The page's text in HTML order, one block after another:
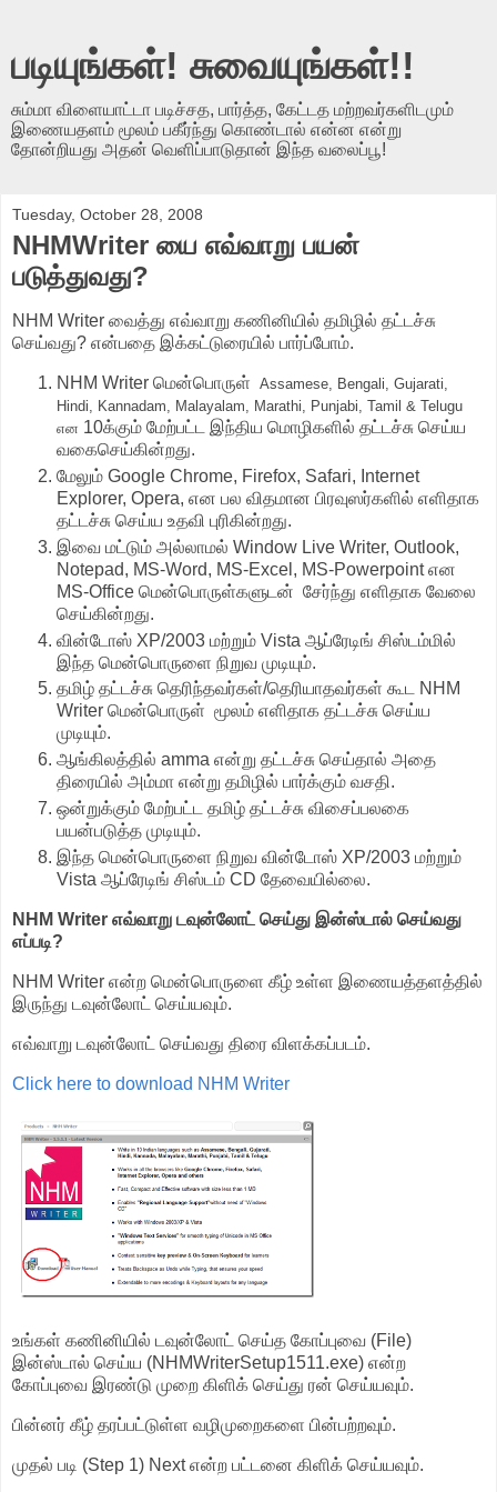
படியுங்கள்! சுவையுங்கள்!!
சும்மா விளையாட்டா படிச்சத, பார்த்த, கேட்டத மற்றவர்களிடமும்
இணையதளம் மூலம் பகீர்ந்து கொண்டால் என்ன என்று
தோன்றியது அதன் வெளிப்பாடுதான் இந்த வலைப்பூ!
Tuesday, October 28, 2008
NHMWriter யை எவ்வாறு பயன்
படுத்துவது?
NHM Writer வைத்து எவ்வாறு கணினியில் தமிழில் தட்டச்சு
செய்வது? என்பதை இக்கட்டுரையில் பார்ப்போம்.
NHM Writer மென்பொருள் Assamese, Bengali, Gujarati,
Hindi, Kannadam, Malayalam, Marathi, Punjabi, Tamil & Telugu
என 10க்கும் மேற்பட்ட இந்திய மொழிகளில் தட்டச்சு செய்ய
வகைசெய்கின்றது.
மேலும் Google Chrome, Firefox, Safari, Internet
Explorer, Opera, என பல விதமான பிரவுஸர்களில் எளிதாக
தட்டச்சு செய்ய உதவி புரிகின்றது.
இவை மட்டும் அல்லாமல் Window Live Writer, Outlook,
Notepad, MS-Word, MS-Excel, MS-Powerpoint என
MS-Office மென்பொருள்களுடன் சேர்ந்து எளிதாக வேலை
செய்கின்றது.
வின்டோஸ் XP/2003 மற்றும் Vista ஆப்ரேடிங் சிஸ்டம்மில்
இந்த மென்பொருளை நிறுவ முடியும்.
தமிழ் தட்டச்சு தெரிந்தவர்கள்/தெரியாதவர்கள் கூட NHM
Writer மென்பொருள் மூலம் எளிதாக தட்டச்சு செய்ய
முடியும்.
ஆங்கிலத்தில் amma என்று தட்டச்சு செய்தால் அதை
திரையில் அம்மா என்று தமிழில் பார்க்கும் வசதி.
ஒன்றுக்கும் மேற்பட்ட தமிழ் தட்டச்சு விசைப்பலகை
பயன்படுத்த முடியும்.
இந்த மென்பொருளை நிறுவ வின்டோஸ் XP/2003 மற்றும்
Vista ஆப்ரேடிங் சிஸ்டம் CD தேவையில்லை.
NHM Writer எவ்வாறு டவுன்லோட் செய்து இன்ஸ்டால் செய்வது
எப்படி?
NHM Writer என்ற மென்பொருளை கீழ் உள்ள இணையத்தளத்தில்
இருந்து டவுன்லோட் செய்யவும்.
எவ்வாறு டவுன்லோட் செய்வது திரை விளக்கப்படம்.
Click here to download NHM Writer
உங்கள் கணினியில் டவுன்லோட் செய்த கோப்புவை (File)
இன்ஸ்டால் செய்ய (NHMWriterSetup1511.exe) என்ற
கோப்புவை இரண்டு முறை கிளிக் செய்து ரன் செய்யவும்.
பின்னர் கீழ் தரப்பட்டுள்ள வழிமுறைகளை பின்பற்றவும்.
முதல் படி (Step 1) Next என்ற பட்டனை கிளிக் செய்யவும்.